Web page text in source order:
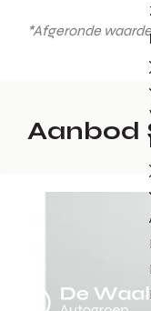
*Afgeronde
Aanbod